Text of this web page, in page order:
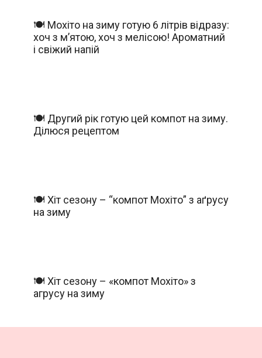
🍽️ Мохіто на зиму готую 6 літрів відразу:
хоч з м’ятою, хоч з мелісою! Ароматний
і свіжий напій
🍽️ Другий рік готую цей компот на зиму.
Ділюся рецептом
🍽️ Хіт сезону – “компот Мохіто” з аґрусу
на зиму
🍽️ Хіт сезону – «компот Мохіто» з
агрусу на зиму